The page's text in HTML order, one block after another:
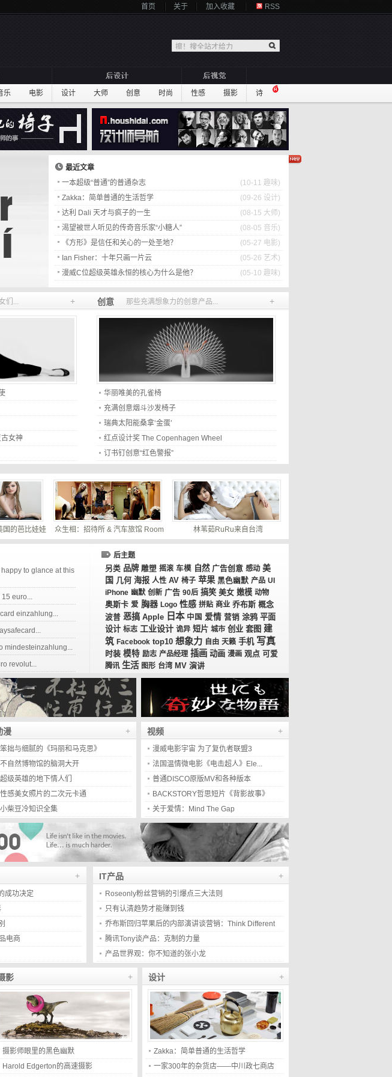
首页 关于 加入收藏 RSS
乐 电影 设计 大师 创意 时尚 性感 摄影 诗
最近文章
一本超级“普通”的普通杂志
Zakka：简单普通的生活哲学
达利 Dali 天才与疯子的一生
渴望被世人听见的传奇音乐家“小糖人”
《方形》是信任和关心的一处圣地？
Ian Fisher：十年只画一片云
漫威C位超级英雄永恒的核心为什么是他？
(10-11 趣味)
(09-26 设计)
(08-15 大师)
(08-05 音乐)
(05-27 电影)
(05-26 艺术)
(05-10 趣味)
们... + 创意 那些充满想象力的创意产品... +
女神
华丽唯美的孔雀椅
充满创意烟斗沙发椅子
瑞典太阳能桑拿‘金蛋’
红点设计奖 The Copenhagen Wheel
订书钉创意“红色警报”
国的芭比娃娃
众生相：招待所 & 汽车旅馆 Room
107
林苇茹RuRu来自台湾
happy to glance at this
euro...
einzahlung...
mindesteinzahlung...
revolut...
casino
后主题
另类 品牌 雕塑 摇滚 车模 自然 广告创意 感动 美
国 几何 海报 人性 AV 椅子 苹果 黑色幽默 产品 UI
iPhone 幽默 创新 广告 90后 搞笑 美女 嫩模 动物
奥斯卡 爱 胸器 Logo 性感 拼贴 商业 乔布斯 概念
波普 恶搞 Apple 日本 中国 爱情 营销 涂鸦 平面
设计 标志 工业设计 诡异 短片 城市 创业 套图 建
筑 Facebook top10 想象力 自由 天籁 手机 写真
时装 模特 励志 产品经理 插画 动画 漫画 观点 可爱
腾讯 生活 图形 台湾 MV 演讲
漫 + 视频 +
笨拙与细腻的《玛丽和马克思》
不自然博物馆的脑洞大开
超级英雄的地下情人们
性感美女照片的二次元卡通
小柴豆冷知识全集
漫威电影宇宙 为了复仇者联盟3
法国温情微电影《电击超人》Ele...
普通DISCO原版MV和各种版本
BACKSTORY哲思短片《背影故事》
关于爱情：Mind The Gap
+ IT产品 +
成功决定
电商
Roseonly粉丝营销的引爆点三大法则
只有认清趋势才能赚到钱
乔布斯回归苹果后的内部演讲谈营销：Think Different
腾讯Tony谈产品：克制的力量
产品世界观：你不知道的张小龙
影 + 设计 +
摄影师眼里的黑色幽默
Harold Edgerton的高速摄影
Zakka：简单普通的生活哲学
一家300年的杂货店——中川政七商店